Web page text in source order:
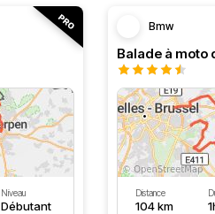
Niveau
Débutant
Bmw
Balade à moto
Distance
104 km